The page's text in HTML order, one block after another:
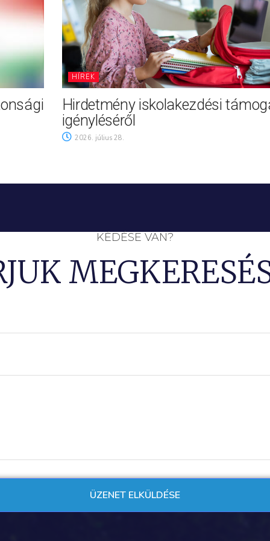
HÍREK
Hirdetmény iskolakezdési
igényléséről
2026. július 28.
KÉDÉSE VAN?